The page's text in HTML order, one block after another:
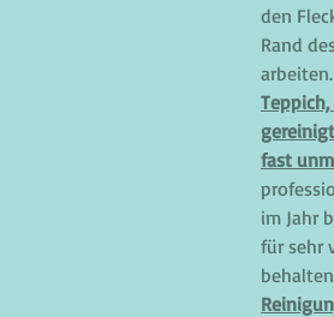
den
Rand
arbeiten.
fast
im Jahr
für sehr